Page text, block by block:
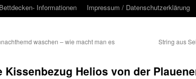
Bettdecken- Informationen Impressum / Datenschutzerklärung
waschen – wie macht man es
String aus
Kissenbezug Helios von der